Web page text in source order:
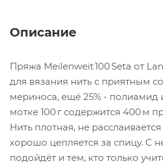
Описание
Пряжа Meilenweit 100 Seta от
для вязания нить с приятным
мериноса, ещё 25% - полиамид
мотке 100 г содержится 400 м
Нить плотная, не
хорошо цепляется за спицу. С
подойдёт и тем, кто только